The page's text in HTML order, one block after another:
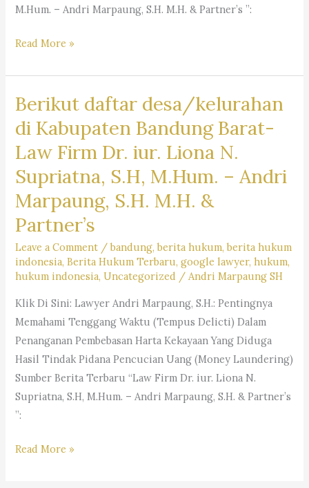
M.Hum. – Andri Marpaung, S.H. M.H. & Partner’s ”:
Berikut
desa
dan
di
Kabupaten
Bandung-
Law
Firm
Dr.
iur
Liona
Supriatna.,
S.H.,
M.Hum.
–
Andri
Marpaung,
S.H.
Partners
Read More »
Berikut daftar desa/kelurahan
di Kabupaten Bandung Barat-
Law Firm Dr. iur. Liona N.
Supriatna, S.H, M.Hum. – Andri
Marpaung, S.H. M.H. &
Partner’s
Leave a Comment /bandung,berita hukum,berita hukum
indonesia,Berita Hukum Terbaru,google lawyer,hukum,
hukum indonesia,Uncategorized /Andri Marpaung SH
Klik Di Sini: Lawyer Andri Marpaung, S.H.: Pentingnya
Memahami Tenggang Waktu (Tempus Delicti) Dalam
Penanganan Pembebasan Harta Kekayaan Yang Diduga
Hasil Tindak Pidana Pencucian Uang (Money Laundering)
Sumber Berita Terbaru “Law Firm Dr. iur. Liona N.
Supriatna, S.H, M.Hum. – Andri Marpaung, S.H. & Partner’s
”:
Berikut
Read More »